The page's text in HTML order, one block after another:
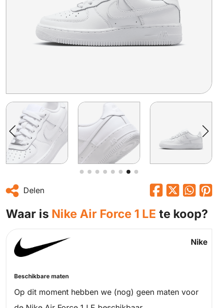
Delen
Waar is Nike Air Force 1 LE te koop?
Nike
Beschikbare maten
Op dit moment hebben we (nog) geen maten voor